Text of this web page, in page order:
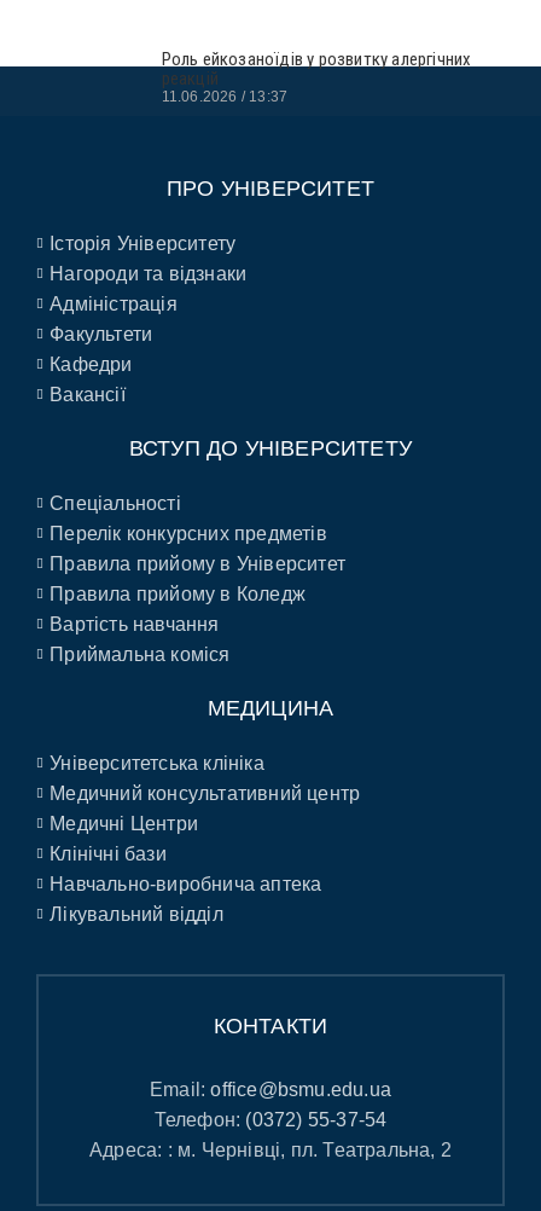
Роль ейкозаноїдів у розвитку алергічних
реакцій
11.06.2026 13:37
ПРО УНІВЕРСИТЕТ
Історія Університету
Нагороди та відзнаки
Адміністрація
Факультети
Кафедри
Вакансії
ВСТУП ДО УНІВЕРСИТЕТУ
Спеціальності
Перелік конкурсних предметів
Правила прийому в Університет
Правила прийому в Коледж
Вартість навчання
Приймальна коміся
МЕДИЦИНА
Університетська клініка
Медичний консультативний центр
Медичні Центри
Клінічні бази
Навчально-виробнича аптека
Лікувальний відділ
КОНТАКТИ
Email:office@bsmu.edu.ua
Телефон: (0372) 55-37-54
Адреса: : м. Чернівці, пл. Театральна, 2